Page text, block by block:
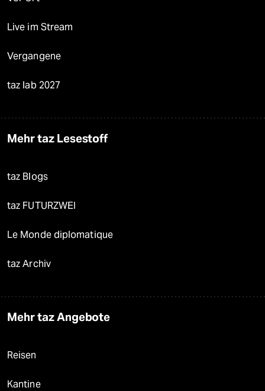
Live im Stream
Vergangene
taz lab 2027
Mehr taz Lesestoff
taz Blogs
taz FUTURZWEI
Le Monde diplomatique
taz Archiv
Mehr taz Angebote
Reisen
Kantine